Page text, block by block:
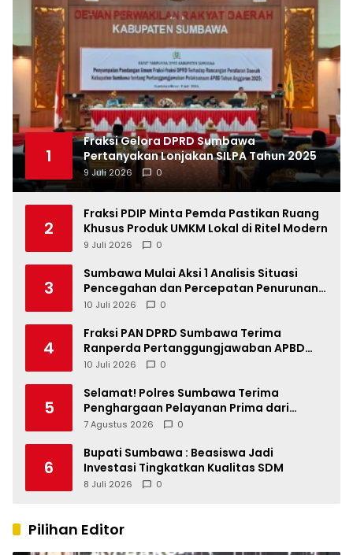
1
Fraksi Gelora DPRD Sumbawa
Pertanyakan Lonjakan SILPA Tahun 2025
9 Juli 2026 0
2
Fraksi PDIP Minta Pemda Pastikan Ruang
Khusus Produk UMKM Lokal di Ritel Modern
9 Juli 2026 0
3
Sumbawa Mulai Aksi 1 Analisis Situasi
Pencegahan dan Percepatan Penurunan
Stunting Tahun 2026
10 Juli 2026 0
4
Fraksi PAN DPRD Sumbawa Terima
Ranperda Pertanggungjawaban APBD
2025, Soroti SILPA Rp201,68 Miliar dan
10 Juli 2026 0
5
Selamat! Polres Sumbawa Terima
Penghargaan Pelayanan Prima dari
Kapolri
7 Agustus 2026 0
6
Bupati Sumbawa : Beasiswa Jadi
Investasi Tingkatkan Kualitas SDM
8 Juli 2026 0
Pilihan Editor